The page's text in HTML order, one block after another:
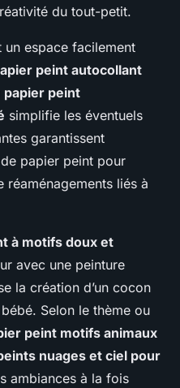
du tout-petit.
un espace facilement
peint autocollant
papier peint
simplifie les éventuels
garantissent
papier peint pour
liés à
à motifs doux et
avec une peinture
la création d’un cocon
Selon le thème ou
peint motifs animaux
nuages et ciel pour
ambiances à la fois